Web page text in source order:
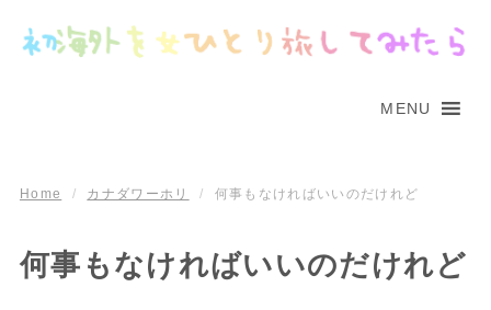
MENU
Home / カナダワーホリ / 何事もなければいいのだけれど
何事もなければいいのだけれど